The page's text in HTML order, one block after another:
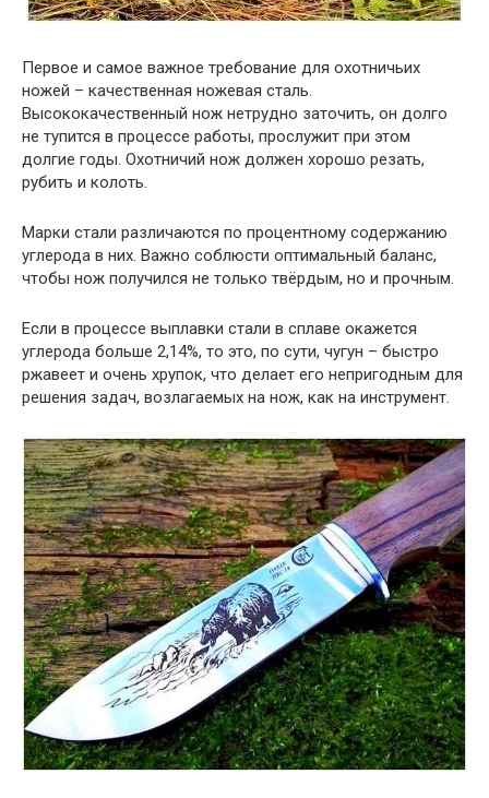
Первое и самое важное требование для охотничьих
ножей – качественная ножевая сталь.
Высококачественный нож нетрудно заточить, он долго
не тупится в процессе работы, прослужит при этом
долгие годы. Охотничий нож должен хорошо резать,
рубить и колоть.
Марки стали различаются по процентному содержанию
углерода в них. Важно соблюсти оптимальный баланс,
чтобы нож получился не только твёрдым, но и прочным.
Если в процессе выплавки стали в сплаве окажется
углерода больше 2,14%, то это, по сути, чугун – быстро
ржавеет и очень хрупок, что делает его непригодным для
решения задач, возлагаемых на нож, как на инструмент.